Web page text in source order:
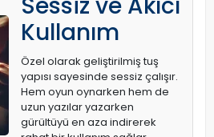
Kullanım
Özel olarak geliştirilmiş tuş
yapısı sayesinde sessiz çalışır.
Hem oyun oynarken hem de
uzun yazılar yazarken
gürültüyü en aza indirerek